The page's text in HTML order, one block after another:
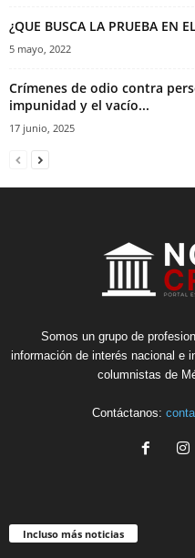
¿QUE BUSCA LA PRUEBA EN
5 mayo, 2022
Crímenes de odio contra
impunidad y el vacío...
17 junio, 2025
Somos un grupo de
información de interés nacional e
columnistas de
Contáctanos:
Incluso más noticias